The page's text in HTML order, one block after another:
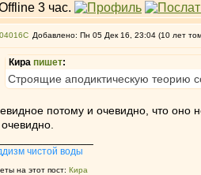
Добавлено: Пн 05 Дек 16, 23:04 (10 лет
Кира пишет:
Строящие аподиктическую теорию
потому и очевидно, что оно
чистой воды
на этот пост: Кира